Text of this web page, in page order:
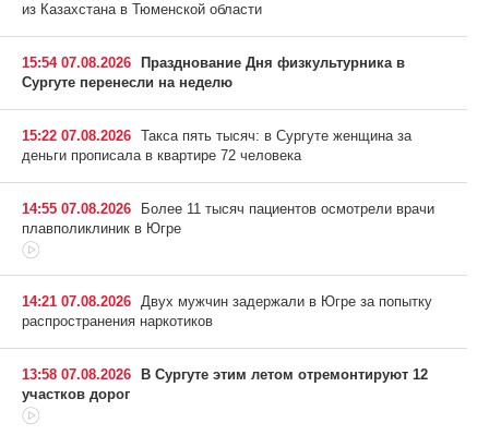
из Казахстана в Тюменской области
15:54 07.08.2026
Празднование Дня физкультурника в
Сургуте перенесли на неделю
15:22 07.08.2026 Такса пять тысяч: в Сургуте женщина за
деньги прописала в квартире 72 человека
14:55 07.08.2026
Более 11 тысяч пациентов осмотрели врачи
плавполиклиник в Югре
14:21 07.08.2026 Двух мужчин задержали в Югре за попытку
распространения наркотиков
13:58 07.08.2026
В Сургуте этим летом отремонтируют 12
участков дорог